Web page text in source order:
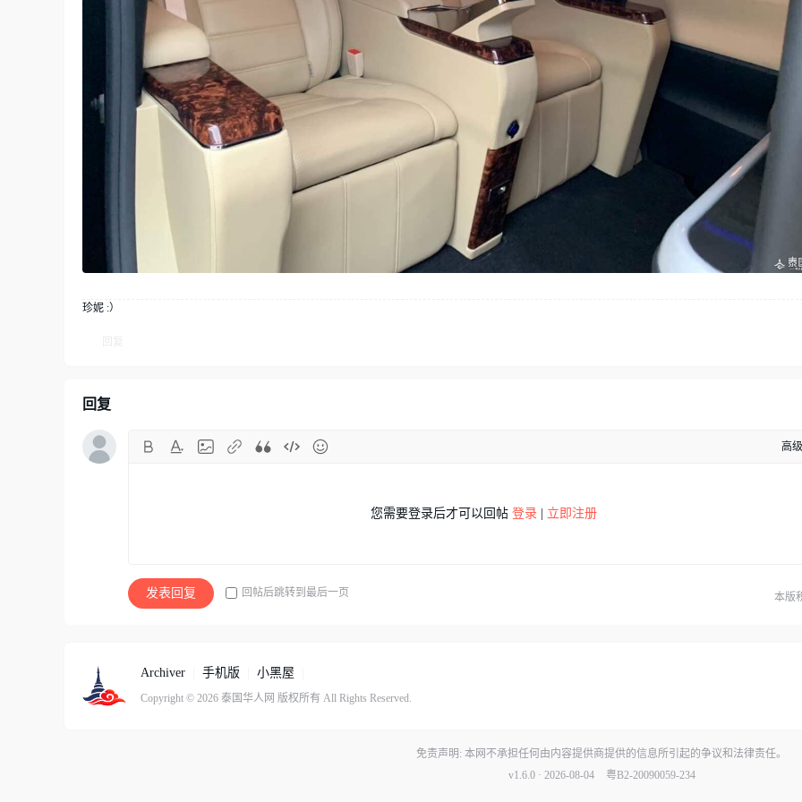
珍妮 :）
回复
高
您需要登录后才可以回帖 登录| 立即注册
本版
发表回复 回帖后跳转到最后一页
Archiver 手机版 小黑屋
Copyright © 2026 泰国华人网 版权所有 All Rights Reserved.
免责声明: 本网不承担任何由内容提供商提供的信息所引起的争议和法律责任。
v1.6.0 · 2026-08-04
粤B2-20090059-234